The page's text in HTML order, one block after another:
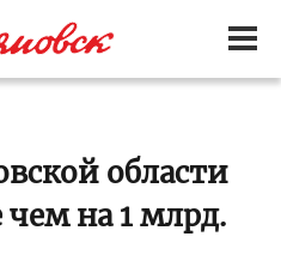
области
чем на 1 млрд.